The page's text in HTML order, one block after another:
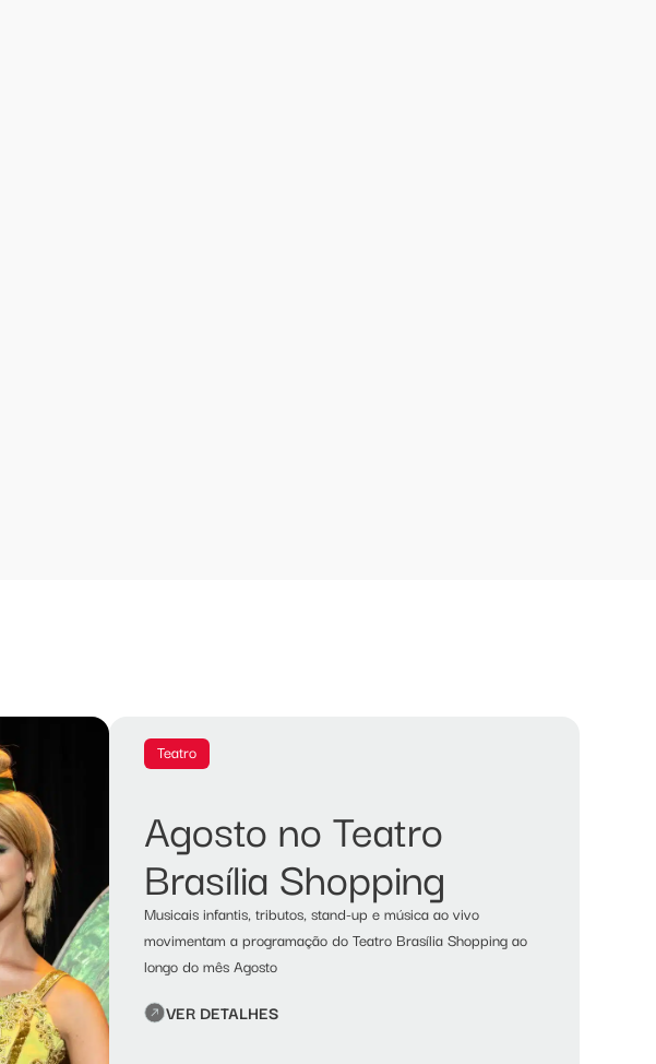
Teatro
Agosto no Teatro
Brasília Shopping
Musicais infantis, tributos, stand-up e música ao vivo
movimentam a programação do Teatro Brasília Shopping ao
longo do mês Agosto
VER DETALHES